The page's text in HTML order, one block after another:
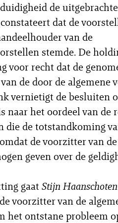
de
dat de
van de
stemde. De
voor recht dat de
de door de algemene
vernietigt de besluiten
naar het oordeel van de
die de totstandkoming
de voorzitter van
geven over de
gaat Stijn Haanschoten
voorzitter van de
het ontstane probleem